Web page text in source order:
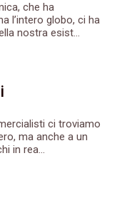
che ha
l’intero globo, ci ha
nostra esist...
ci troviamo
ma anche a un
in rea...